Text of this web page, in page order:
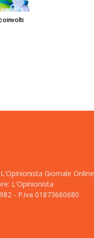
Giornale Online
L'Opinionista
- P.iva 01873660680